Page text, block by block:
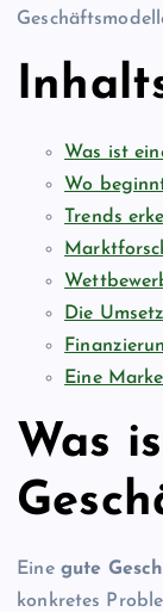
Was ist
Wo
Trends
Die
Eine
Was
Eine gute
konkretes